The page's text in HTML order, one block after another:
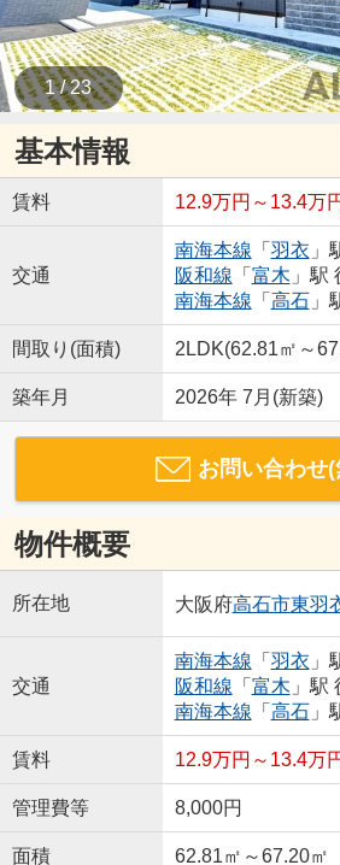
1 / 23
基本情報
賃料 12.9万円～13.4万
交通
南海本線 「 羽衣 」
阪和線 「 富木 」駅
南海本線 「 高石」
間取り(面積) 2LDK(62.81㎡～
築年月 2026年 7月(新築)
お問い合わせ(
物件概要
所在地 大阪府高石市東羽
交通
南海本線 「 羽衣 」
阪和線 「 富木 」駅
南海本線 「 高石」
賃料 12.9万円～13.4万
管理費等 8,000円
面積 62.81㎡～67.20㎡